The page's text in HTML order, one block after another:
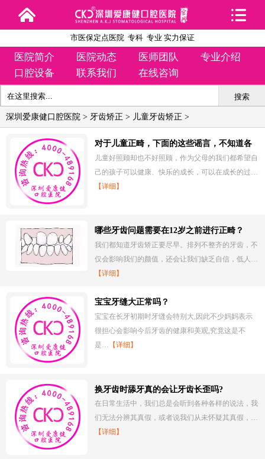
市医保定点医院 专科 专业 实力保证
医院简介 医院动态 医师团队
专业介绍
口腔设备
联系我们 在线咨询
搜索
深圳爱康健口腔医院 > 牙齿矫正 > 儿童牙齿矫正 >
对于儿童正畸，下面的这些谣言，不知道各
位相信了没有？
儿童好照顾却也不好照顾，作为父母的我们都希望自
己的孩子可以健康、快乐的成长，可以在成长的过…
【详细】
哪些牙齿问题需要在12岁之前进行正畸？
我们都知道牙齿矫正要尽早。排列不整齐的牙齿，不
仅会影响我们的颜值，还会让我们缺乏自信，低人…
【详细】
宝宝牙缝大正常吗？
宝宝在长牙初期时牙缝会特别大,因此不少妈妈表示
很担心会影响今后牙齿的健康和美观,究竟这是不
是… 【详细】
换牙齿时舔牙真的会让牙齿长歪吗?
在日常生活中，我们总是会听到各种各样的说法，我
们无法分辨其真假，或者说我们从未怀疑其真假，…
【详细】